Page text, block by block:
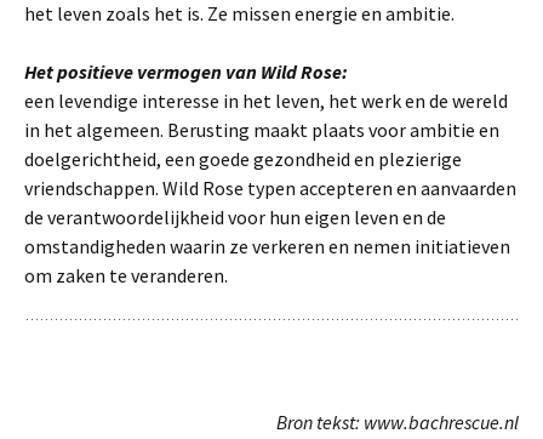
het leven zoals het is. Ze missen energie en ambitie.
Het positieve vermogen van Wild Rose:
een levendige interesse in het leven, het werk en de wereld
in het algemeen. Berusting maakt plaats voor ambitie en
doelgerichtheid, een goede gezondheid en plezierige
vriendschappen. Wild Rose typen accepteren en aanvaarden
de verantwoordelijkheid voor hun eigen leven en de
omstandigheden waarin ze verkeren en nemen initiatieven
om zaken te veranderen.
Bron tekst: www.bachrescue.nl